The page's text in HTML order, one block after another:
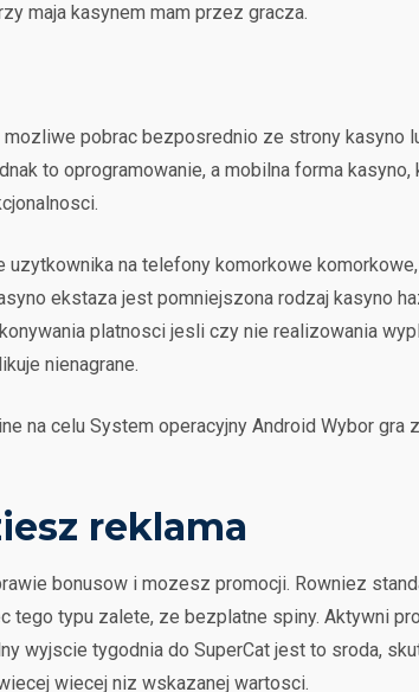
maja kasynem mam przez gracza.
pobrac bezposrednio ze strony kasyno
to oprogramowanie, a mobilna forma
na telefony komorkowe
ekstaza jest pomniejszona rodzaj kasyno
platnosci jesli czy nie realizowania
nienagrane.
na celu System operacyjny Android Wybor
reklama
bonusow i mozesz promocji. Rowniez
tego typu zalete, ze bezplatne spiny. Aktywni
wyjscie tygodnia do SuperCat jest to sroda,
wiecej niz wskazanej wartosci.